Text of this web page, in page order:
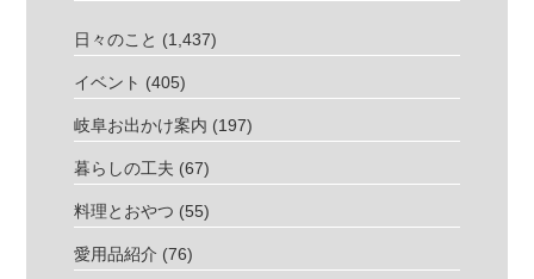
日々のこと (1,437)
イベント (405)
岐阜お出かけ案内 (197)
暮らしの工夫 (67)
料理とおやつ (55)
愛用品紹介 (76)